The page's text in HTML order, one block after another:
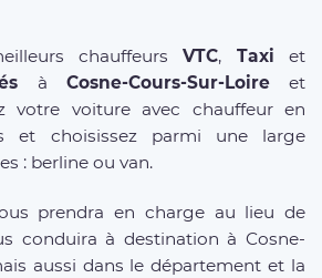
chauffeursVTC, Taxi et
à Cosne-Cours-Sur-Loireet
votre voiture avec chauffeur en
et choisissez parmi une large
: berline ou van.
prendra en charge au lieu de
conduira à destination à Cosne-
aussi dans le département et la